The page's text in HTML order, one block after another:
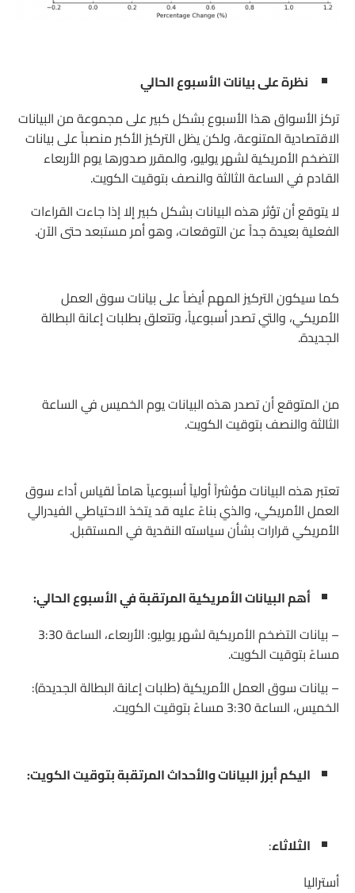
نظرة على بيانات الأسبوع الحالي
تركز الأسواق هذا الأسبوع بشكل كبير على مجموعة من البيانات
الاقتصادية المتنوعة، ولكن يظل التركيز الأكبر منصباً على بيانات
التضخم الأمريكية لشهر يوليو، والمقرر صدورها يوم الأربعاء
القادم في الساعة الثالثة والنصف بتوقيت الكويت.
لا يتوقع أن تؤثر هذه البيانات بشكل كبير إلا إذا جاءت القراءات
الفعلية بعيدة جداً عن التوقعات، وهو أمر مستبعد حتى الآن.
كما سيكون التركيز المهم أيضاً على بيانات سوق العمل
الأمريكي، والتي تصدر أسبوعياً، وتتعلق بطلبات إعانة البطالة
الجديدة.
من المتوقع أن تصدر هذه البيانات يوم الخميس في الساعة
الثالثة والنصف بتوقيت الكويت.
تعتبر هذه البيانات مؤشراً أولياً أسبوعياً هاماً لقياس أداء سوق
العمل الأمريكي، والذي بناءً عليه قد يتخذ الاحتياطي الفيدرالي
الأمريكي قرارات بشأن سياسته النقدية في المستقبل.
أهم البيانات الأمريكية المرتقبة في الأسبوع الحالي:
– بيانات التضخم الأمريكية لشهر يوليو: الأربعاء، الساعة 3:30
مساءً بتوقيت الكويت.
– بيانات سوق العمل الأمريكية (طلبات إعانة البطالة الجديدة):
الخميس، الساعة 3:30 مساءً بتوقيت الكويت.
اليكم أبرز البيانات والأحداث المرتقبة بتوقيت الكويت:
الثلاثاء:
أستراليا